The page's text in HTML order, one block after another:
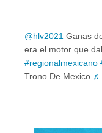
@hlv2021 Ganas
era el motor que
#regionalmexicano
Trono De Mexico ♬